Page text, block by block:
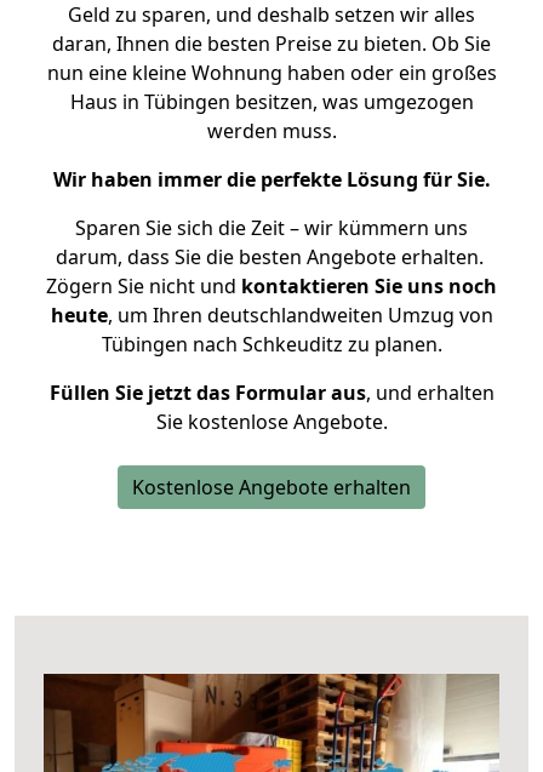
Geld zu sparen, und deshalb setzen wir alles
daran, Ihnen die besten Preise zu bieten. Ob Sie
nun eine kleine Wohnung haben oder ein großes
Haus in Tübingen besitzen, was umgezogen
werden muss.
Wir haben immer die perfekte Lösung für Sie.
Sparen Sie sich die Zeit – wir kümmern uns
darum, dass Sie die besten Angebote erhalten.
Zögern Sie nicht und kontaktieren Sie uns noch
heute, um Ihren deutschlandweiten Umzug von
Tübingen nach Schkeuditz zu planen.
Füllen Sie jetzt das Formular aus, und erhalten
Sie kostenlose Angebote.
Kostenlose Angebote erhalten